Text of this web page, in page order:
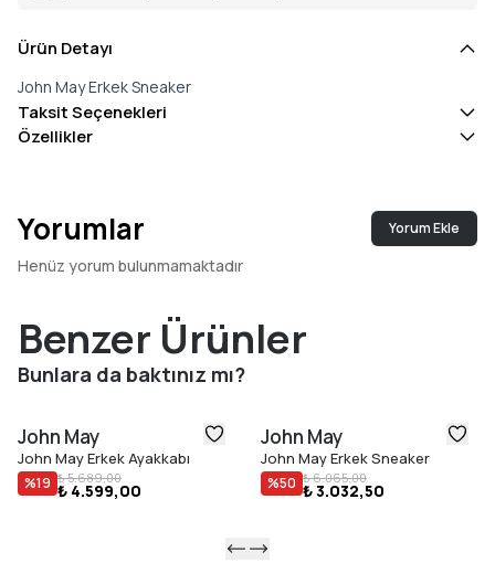
Ürün Detayı
John May Erkek Sneaker
Taksit Seçenekleri
Özellikler
Yorumlar Yorum Ekle
Henüz yorum bulunmamaktadır
Benzer Ürünler
Bunlara da baktınız mı?
John May
John May Erkek Ayakkabı
%19 ₺ 5.689,00
₺ 4.599,00
John May
John May Erkek Sneaker
%50 ₺ 6.065,00
₺ 3.032,50